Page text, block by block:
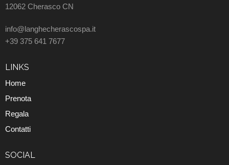
12062 Cherasco CN
info@langhecherascospa.it
+39 375 641 7677
LINKS
Home
Prenota
Regala
Contatti
SOCIAL